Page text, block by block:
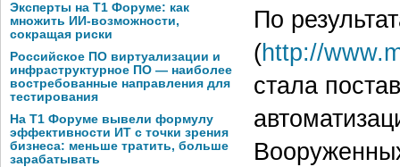
Эксперты на Т1 Форуме: как
множить ИИ-возможности,
сокращая риски
Российское ПО виртуализации и
инфраструктурное ПО — наиболее
востребованные направления для
тестирования
На Т1 Форуме вывели формулу
эффективности ИТ с точки зрения
бизнеса: меньше тратить, больше
зарабатывать
По
(http://
стала